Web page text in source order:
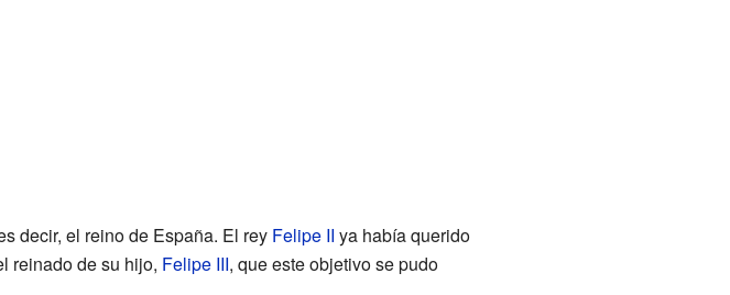
decir, el reino de España. El rey Felipe II ya había querido
reinado de su hijo, Felipe III, que este objetivo se pudo